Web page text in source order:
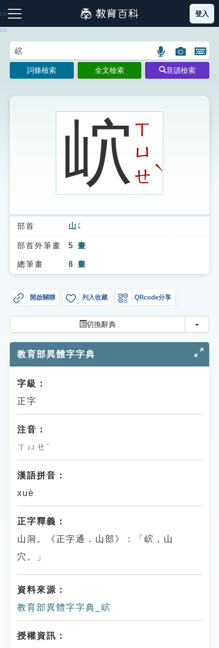
到
主
:::
注音索引圖示 筆畫索引圖示 部首索引表圖示
索引選單
知識索引
單字索引
貓頭鷹博士
登入
:::
語
言
搜
示
圖
片
搜
開
鍵
圖
詞條檢索 全文檢索 音讀檢索
岤ㄒ
ㄩ
ㄝ
ˋ
部首 山 ㄕㄢ
部首外筆畫 5 畫
總筆畫 8 畫
開啟關聯 列入收藏 QRcode分享
切換辭典 切換
教育部異體字字典
字級：
正字
注音：
ㄒㄩㄝˋ
漢語拼音：
xuè
正字釋義：
山洞。《正字通．山部》：「岤，山
穴。」
資料來源：
教育部異體字字典_岤
授權資訊：